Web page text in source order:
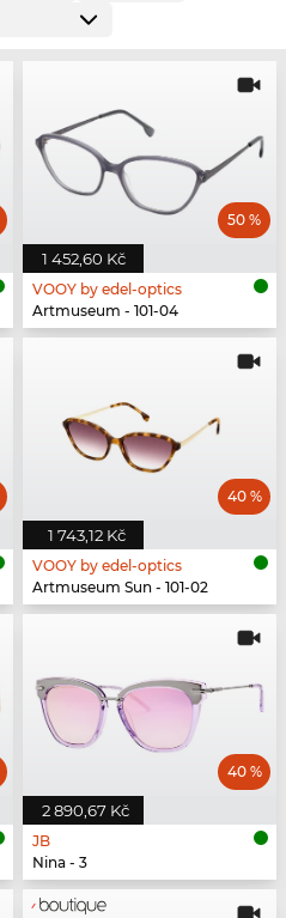
1 452,60 Kč
50 %
VOOY by edel-optics
Artmuseum - 101-04
1 743,12 Kč
40 %
VOOY by edel-optics
Artmuseum Sun - 101-02
2 890,67 Kč
40 %
JB
Nina - 3